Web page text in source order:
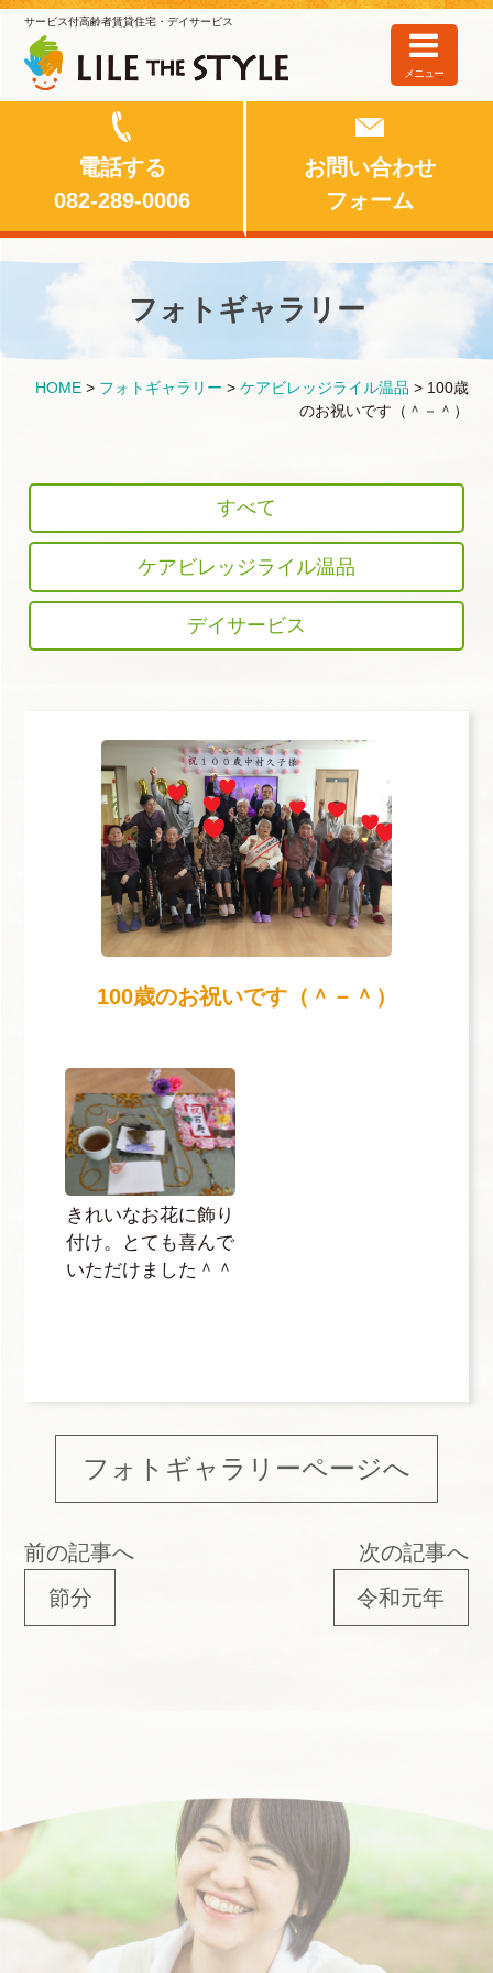
サービス付高齢者賃貸住宅・デイサービス
メニュー
電話する
082-289-0006
お問い合わせ
フォーム
フォトギャラリー
HOME> フォトギャラリー > ケアビレッジライル温品 > 100歳
のお祝いです（＾－＾）
すべて
ケアビレッジライル温品
デイサービス
100歳のお祝いです（＾－＾）
きれいなお花に飾り
付け。とても喜んで
いただけました＾＾
フォトギャラリーページへ
前の記事へ
節分
次の記事へ
令和元年